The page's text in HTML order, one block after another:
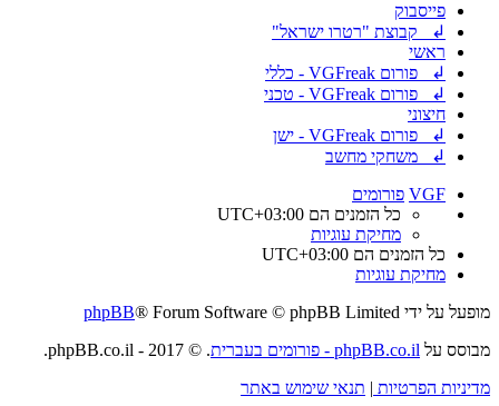
פייסבוק
↲ קבוצת "רטרו ישראל"
ראשי
↲ פורום VGFreak - כללי
↲ פורום VGFreak - טכני
חיצוני
↲ פורום VGFreak - ישן
↲ משחקי מחשב
VGF פורומים
כל הזמנים הם UTC+03:00
מחיקת עוגיות
כל הזמנים הם UTC+03:00
מחיקת עוגיות
מופעל על ידי
phpBB® Forum Software © phpBB Limited
מבוסס על phpBB.co.il - פורומים בעברית
. © 2017 - phpBB.co.il.
מדיניות הפרטיות | תנאי שימוש באתר